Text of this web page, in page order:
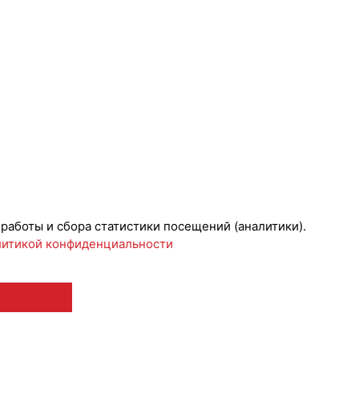
и сбора статистики посещений (аналитики).
конфиденциальности